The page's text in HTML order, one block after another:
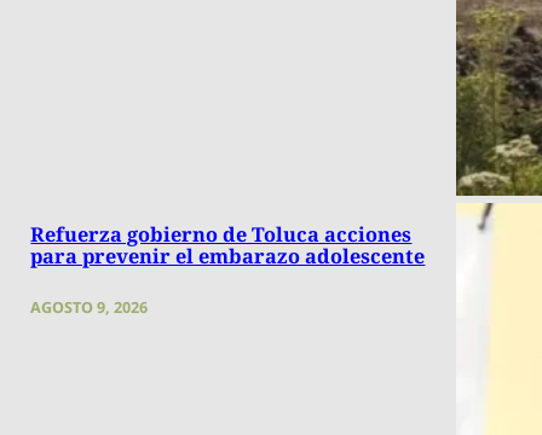
Refuerza gobierno de Toluca acciones
para prevenir el embarazo adolescente
AGOSTO 9, 2026